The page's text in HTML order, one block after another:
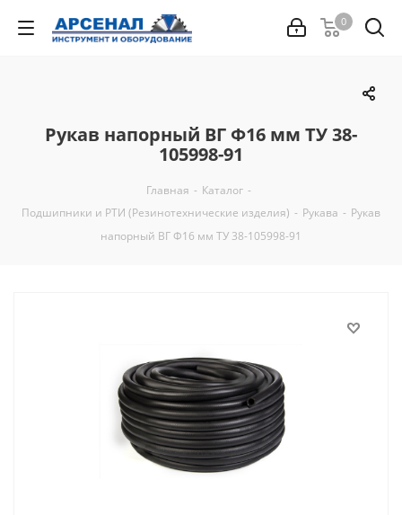
0
Рукав напорный ВГ Ф16 мм ТУ 38-
105998-91
Главная - Каталог -
Подшипники и РТИ (Резинотехнические изделия) - Рукава - Рукав
напорный ВГ Ф16 мм ТУ 38-105998-91